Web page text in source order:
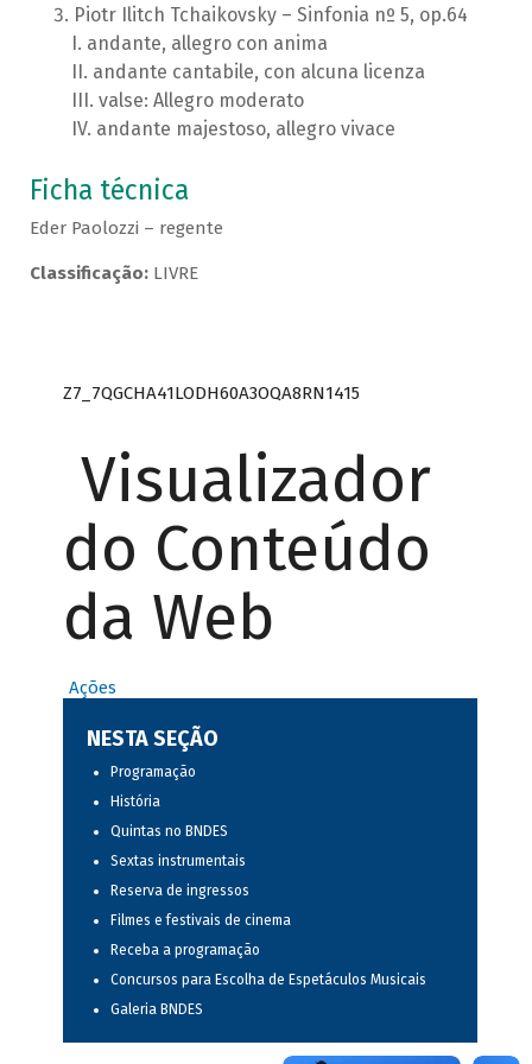
Piotr Ilitch Tchaikovsky – Sinfonia nº 5, op.64
andante, allegro con anima
andante cantabile, con alcuna licenza
valse: Allegro moderato
andante majestoso, allegro vivace
Ficha técnica
Eder Paolozzi – regente
Classificação:LIVRE
Z7_7QGCHA41LODH60A3OQA8RN1415
Visualizador
do Conteúdo
da Web
Ações
NESTA SEÇÃO
Programação
História
Quintas no BNDES
Sextas instrumentais
Reserva de ingressos
Filmes e festivais de cinema
Receba a programação
Concursos para Escolha de Espetáculos Musicais
Galeria BNDES